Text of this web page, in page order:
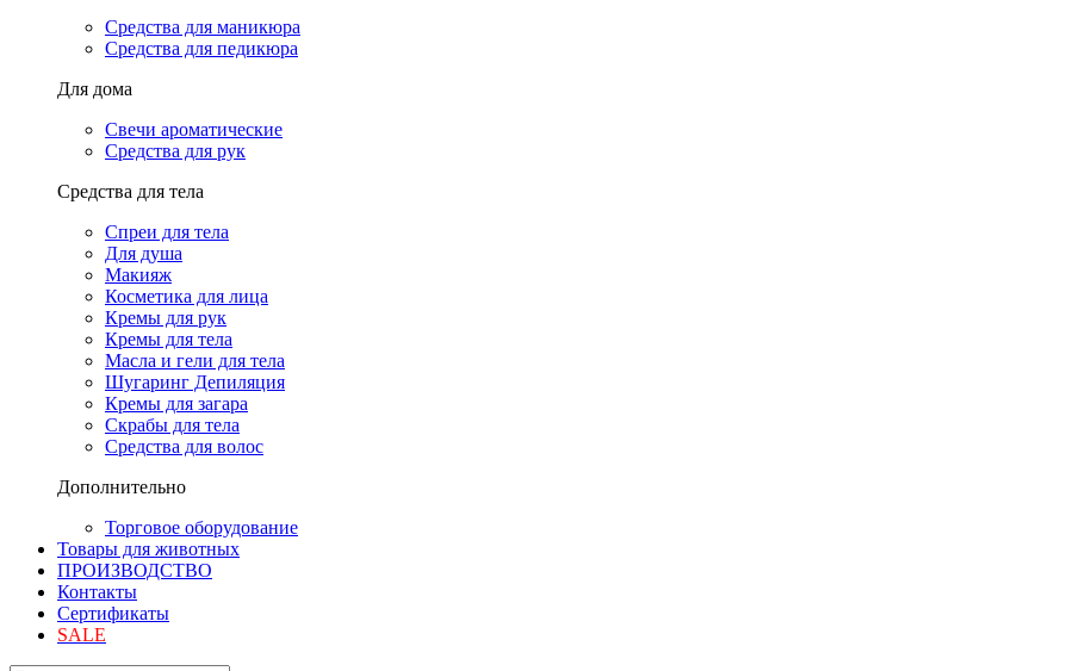
Средства для маникюра
Средства для педикюра
Для дома
Свечи ароматические
Средства для рук
Средства для тела
Спреи для тела
Для душа
Макияж
Косметика для лица
Кремы для рук
Кремы для тела
Масла и гели для тела
Шугаринг Депиляция
Кремы для загара
Скрабы для тела
Средства для волос
Дополнительно
Торговое оборудование
Товары для животных
ПРОИЗВОДСТВО
Контакты
Сертификаты
SALE